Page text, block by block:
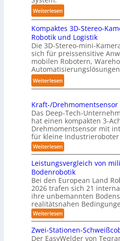
f
p
u
n
k
t
f
ü
r
p
a
x
s
n
a
h
e
A
u
t
o
m
a
t
t
i
s
i
e
r
u
n
g
s
f
2
0
2
6
Weiterlesen:
3
D
-
H
a
n
d
l
n
g
S
y
s
e
m
Kompaktes 3D-Stereo-
Robotik und Logistik
Die 3D-Stereo-mini-
sich für preissensitive
mobilen Robotern,
Weiterlesen:
K
m
p
a
t
e
s
3
D
-
S
t
e
r
e
Kraft-/
Das Deep-Tech-
hat einen kompakten 3-
Drehmomentsensor mit
für kleine
Weiterlesen:
K
a
f
t
-
/
D
r
e
h
m
o
Leistungsvergleich von
Bodenrobotik
Bei den European Land
2026 trafen sich 21
ihre unbemannten
realitätsnahen
Weiterlesen:
L
e
i
Zwei-Stationen-
Der EasyWelder von